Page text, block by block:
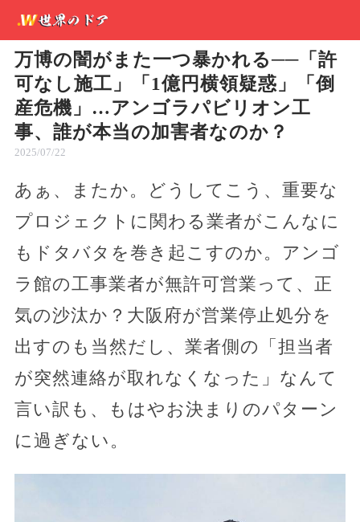
万博の闇がまた一つ暴かれる──「許
可なし施工」「1億円横領疑惑」「倒
産危機」…アンゴラパビリオン工
事、誰が本当の加害者なのか？
2025/07/22
あぁ、またか。どうしてこう、重要な
プロジェクトに関わる業者がこんなに
もドタバタを巻き起こすのか。アンゴ
ラ館の工事業者が無許可営業って、正
気の沙汰か？大阪府が営業停止処分を
出すのも当然だし、業者側の「担当者
が突然連絡が取れなくなった」なんて
言い訳も、もはやお決まりのパターン
に過ぎない。